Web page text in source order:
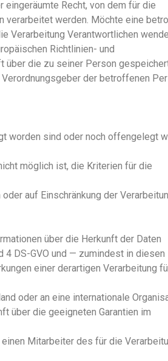
Recht, von dem für die
verarbeitet werden. Möchte eine
Verarbeitung Verantwortlichen
Richtlinien- und
über die zu seiner Person
der betroffenen
worden sind oder noch offengelegt
möglich ist, die Kriterien für die
auf Einschränkung der
über die Herkunft der Daten
DS-GVO und — zumindest in diesen
einer derartigen Verarbeitung
oder an eine internationale
über die geeigneten Garantien im
Mitarbeiter des für die